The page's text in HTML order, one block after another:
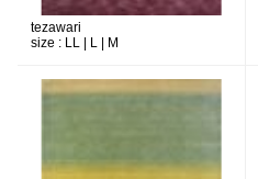
tezawari
size : LL | L | M